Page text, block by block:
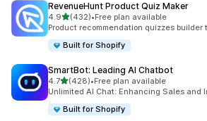
RevenueHunt Product Quiz Maker
4.9เต็ม 5 ดาว
(432)
ทั้งหมด 432 รีวิว
•Free plan available
Product recommendation quizzes builder
Built for Shopify
SmartBot: Leading AI Chatbot
4.7เต็ม 5 ดาว
(428)
ทั้งหมด 428 รีวิว
•Free plan available
Unlimited AI Chat: Enhancing Sales and
Built for Shopify